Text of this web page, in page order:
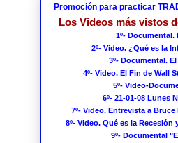
Promoción para practicar
Los Videos más vistos
1º- Documental.
2º- Video. ¿Qué es la
3º- Documental.
4º- Video. El Fin de Wall
5º- Video-
6º- 21-01-08 Lunes
7º- Video. Entrevista a
8º- Video. Qué es la
9º- Documental